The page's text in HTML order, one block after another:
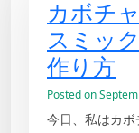
カボチ
スミッ
作り方
Posted on
今日、私はカ